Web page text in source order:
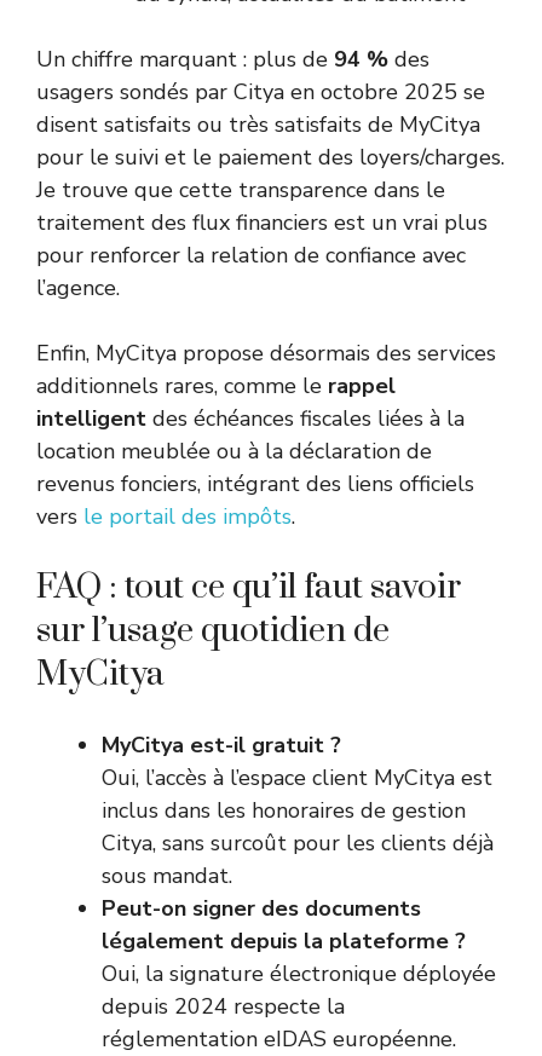
Un chiffre marquant : plus de 94 % des
usagers sondés par Citya en octobre 2025 se
disent satisfaits ou très satisfaits de MyCitya
pour le suivi et le paiement des loyers/charges.
Je trouve que cette transparence dans le
traitement des flux financiers est un vrai plus
pour renforcer la relation de confiance avec
l’agence.
Enfin, MyCitya propose désormais des services
additionnels rares, comme le rappel
intelligent des échéances fiscales liées à la
location meublée ou à la déclaration de
revenus fonciers, intégrant des liens officiels
vers le portail des impôts.
FAQ : tout ce qu’il faut savoir
sur l’usage quotidien de
MyCitya
MyCitya est-il gratuit ?
Oui, l’accès à l’espace client MyCitya est
inclus dans les honoraires de gestion
Citya, sans surcoût pour les clients déjà
sous mandat.
Peut-on signer des documents
légalement depuis la plateforme ?
Oui, la signature électronique déployée
depuis 2024 respecte la
réglementation eIDAS européenne.